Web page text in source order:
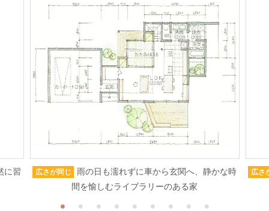
に習 広さが同じ
雨の日も濡れずに車から玄関へ、静かな時
間を愉しむライブラリーのある家
広さ